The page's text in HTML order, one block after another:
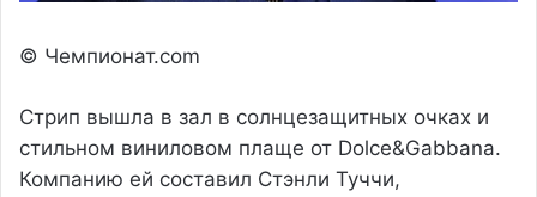
© Чемпионат.com
Стрип вышла в зал в солнцезащитных очках и
стильном виниловом плаще от Dolce&Gabbana.
Компанию ей составил Стэнли Туччи,